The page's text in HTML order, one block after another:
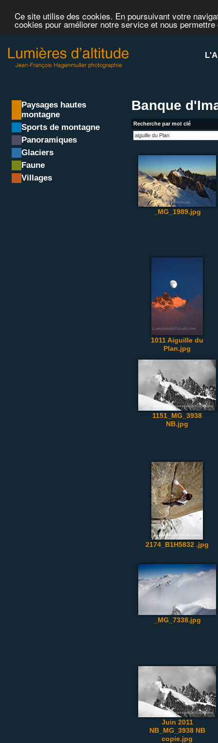
Ce site utilise des cookies. En poursuivant votre
cookies pour améliorer notre service et nous
Paysages hautes
montagne
Sports de montagne
Panoramiques
Glaciers
Faune
Villages
Banque
Recherche par mot clé
_MG_1989.jpg
1011 Aiguille du
Plan.jpg
1151_MG_3938
NB.jpg
2174_B1H5832 .jpg
_MG_7338.jpg
Juin 2011
NB_MG_3938 NB
copie.jpg